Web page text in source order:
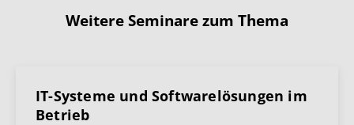
Weitere Seminare zum Thema
IT-Systeme und Softwarelösungen im
Betrieb